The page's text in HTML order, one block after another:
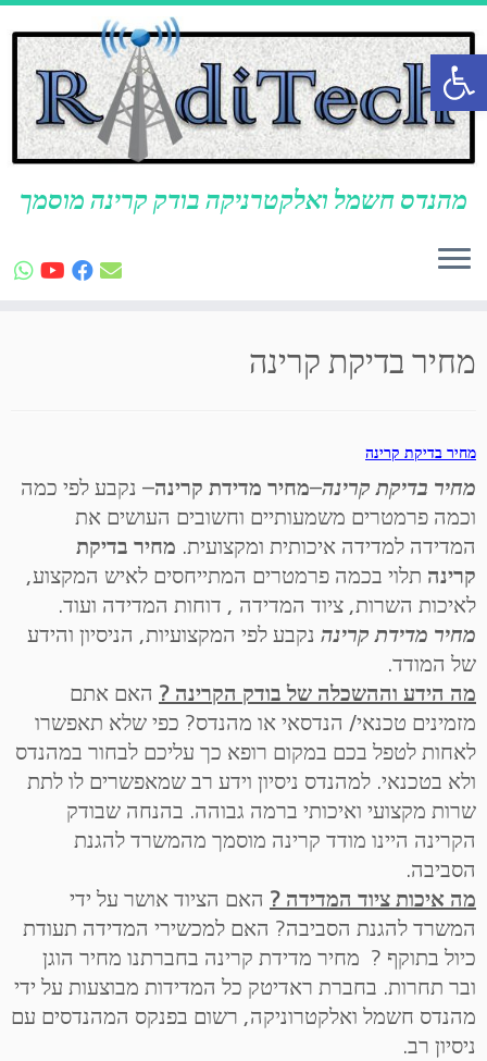
פתח סרגל נגישות
לתוכן
מהנדס חשמל ואלקטרניקה בודק קרינה מוסמך
מחיר בדיקת קרינה
מחיר בדיקת קרינה
מחיר בדיקת קרינה–מחיר מדידת קרינה– נקבע לפי כמה
וכמה פרמטרים משמעותיים וחשובים העושים את
המדידה למדידה איכותית ומקצועית. מחיר בדיקת
קרינה תלוי בכמה פרמטרים המתייחסים לאיש המקצוע,
לאיכות השרות, ציוד המדידה , דוחות המדידה ועוד.
מחיר מדידת קרינה נקבע לפי המקצועיות, הניסיון והידע
של המודד.
מה הידע וההשכלה של בודק הקרינה ? האם אתם
מזמינים טכנאי/ הנדסאי או מהנדס? כפי שלא תאפשרו
לאחות לטפל בכם במקום רופא כך עליכם לבחור במהנדס
ולא בטכנאי. למהנדס ניסיון וידע רב שמאפשרים לו לתת
שרות מקצועי ואיכותי ברמה גבוהה. בהנחה שבודק
הקרינה היינו מודד קרינה מוסמך מהמשרד להגנת
הסביבה.
מה איכות ציוד המדידה ? האם הציוד אושר על ידי
המשרד להגנת הסביבה? האם למכשירי המדידה תעודת
כיול בתוקף ? מחיר מדידת קרינה בחברתנו מחיר הוגן
ובר תחרות. בחברת ראדיטק כל המדידות מבוצעות על ידי
מהנדס חשמל ואלקטרוניקה, רשום בפנקס המהנדסים עם
ניסיון רב.